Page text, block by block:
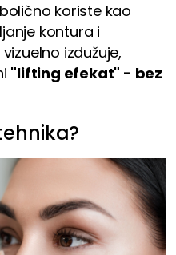
koriste kao
kontura i
izdužuje,
"lifting efekat" - bez